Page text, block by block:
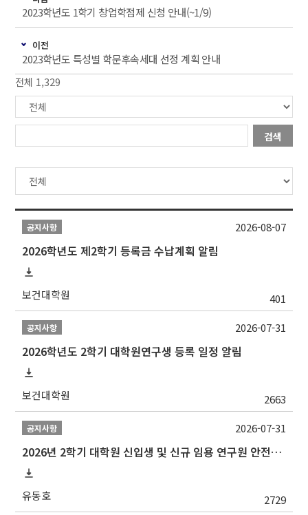
2023학년도 1학기 창업학점제 신청 안내(~1/9)
이전
2023학년도 특성별 학문후속세대 선정 계획 안내
전체 1,329
검색
공지사항
2026학년도 제2학기 등록금 수납계획 알림
보건대학원 401
2026-08-07
공지사항
2026학년도 2학기 대학원연구생 등록 일정 알림
보건대학원 2663
2026-07-31
공지사항
2026년 2학기 대학원 신입생 및 신규 임용 연구원 안전환경교육(신규교육) 실시 안내
유동호 2729
2026-07-31